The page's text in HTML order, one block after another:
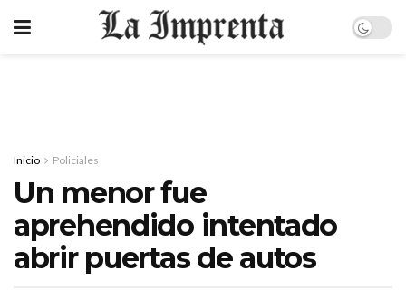
Inicio Policiales
Un menor fue
aprehendido intentado
abrir puertas de autos